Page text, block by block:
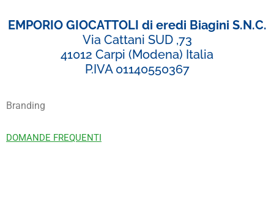
EMPORIO GIOCATTOLI di eredi Biagini S.N.C.
Via Cattani SUD ,73
41012 Carpi (Modena) Italia
P.IVA 01140550367
Branding
DOMANDE FREQUENTI